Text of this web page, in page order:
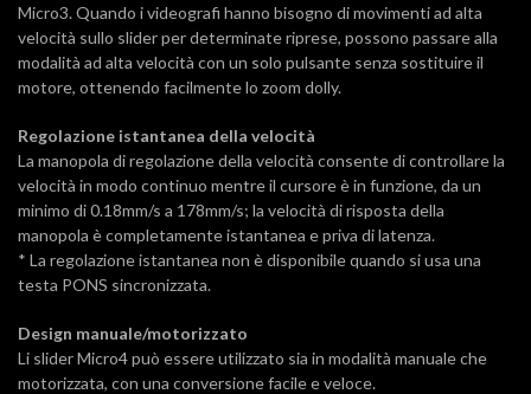
Micro3. Quando i videografi hanno bisogno di movimenti ad alta
velocità sullo slider per determinate riprese, possono passare alla
modalità ad alta velocità con un solo pulsante senza sostituire il
motore, ottenendo facilmente lo zoom dolly.
Regolazione istantanea della velocità
La manopola di regolazione della velocità consente di controllare la
velocità in modo continuo mentre il cursore è in funzione, da un
minimo di 0.18mm/s a 178mm/s; la velocità di risposta della
manopola è completamente istantanea e priva di latenza.
* La regolazione istantanea non è disponibile quando si usa una
testa PONS sincronizzata.
Design manuale/motorizzato
Li slider Micro4 può essere utilizzato sia in modalità manuale che
motorizzata, con una conversione facile e veloce.